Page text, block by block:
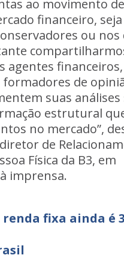
ao movimento
financeiro,
ou
agentes financeiros,
formadores de
suas
estrutural
no mercado”,
de
Física da B3, em
imprensa.
fixa ainda é